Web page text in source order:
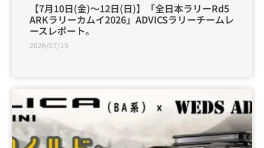
【7月10日(金)〜12日(日)】「全日本ラリーRd5
ARKラリーカムイ2026」ADVICSラリーチームレ
ースレポート。
2026/07/15